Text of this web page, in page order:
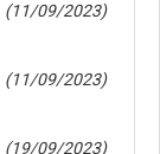
(11/09/2023)
(11/09/2023)
(19/09/2023)